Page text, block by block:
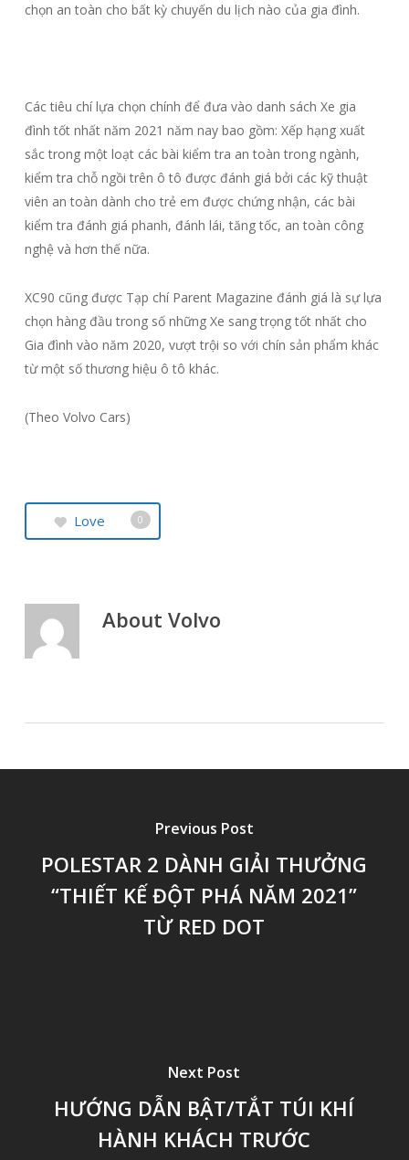
chọn an toàn cho bất kỳ chuyến du lịch nào của gia đình.
Các tiêu chí lựa chọn chính để đưa vào danh sách Xe gia
đình tốt nhất năm 2021 năm nay bao gồm: Xếp hạng xuất
sắc trong một loạt các bài kiểm tra an toàn trong ngành,
kiểm tra chỗ ngồi trên ô tô được đánh giá bởi các kỹ thuật
viên an toàn dành cho trẻ em được chứng nhận, các bài
kiểm tra đánh giá phanh, đánh lái, tăng tốc, an toàn công
nghệ và hơn thế nữa.
XC90 cũng được Tạp chí Parent Magazine đánh giá là sự lựa
chọn hàng đầu trong số những Xe sang trọng tốt nhất cho
Gia đình vào năm 2020, vượt trội so với chín sản phẩm khác
từ một số thương hiệu ô tô khác.
(Theo Volvo Cars)
Love 0
About Volvo
Previous Post
POLESTAR 2 DÀNH GIẢI THƯỞNG
“THIẾT KẾ ĐỘT PHÁ NĂM 2021”
TỪ RED DOT
Next Post
HƯỚNG DẪN BẬT/TẮT TÚI KHÍ
HÀNH KHÁCH TRƯỚC